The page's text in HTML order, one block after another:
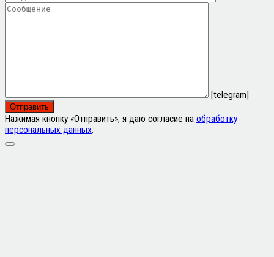
[telegram]
Нажимая кнопку «Отправить», я даю согласие на обработку
персональных данных.